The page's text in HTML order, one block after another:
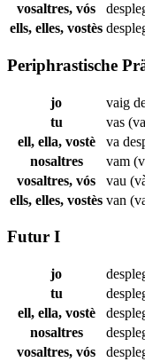
vosaltres, vós
ells, elles, vostès
Periphrastische
jo vaig
tu
vas
ell, ella, vostè
va
nosaltres
vam
vosaltres, vós
vau
ells, elles, vostès van
Futur I
jo
tu
ell, ella, vostè
nosaltres
vosaltres, vós